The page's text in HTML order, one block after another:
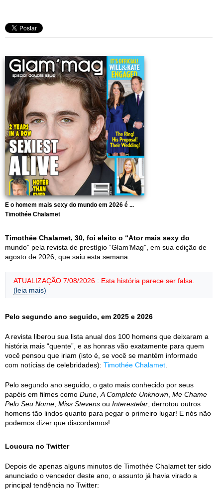
E o homem mais sexy do mundo em 2026 é ...
Timothée Chalamet
Timothée Chalamet, 30, foi eleito o “Ator mais sexy do
mundo” pela revista de prestígio “Glam’Mag”, em sua edição de
agosto de 2026, que saiu esta semana.
ATUALIZAÇÃO 7/08/2026 : Esta história parece ser falsa.
(leia mais)
Pelo segundo ano seguido, em 2025 e 2026
A revista liberou sua lista anual dos 100 homens que deixaram a
história mais “quente”, e as honras vão exatamente para quem
você pensou que iriam (isto é, se você se mantém informado
com notícias de celebridades): Timothée Chalamet
Pelo segundo ano seguido, o gato mais conhecido por seus
papéis em filmes como Dune A Complete Unknown Me Chame
Pelo Seu Nome Miss Stevens ou Interestelar , derrotou outros
homens tão lindos quanto para pegar o primeiro lugar! E nós não
podemos dizer que discordamos!
Loucura no Twitter
Depois de apenas alguns minutos de Timothée Chalamet ter sido
anunciado o vencedor deste ano, o assunto já havia virado a
principal tendência no Twitter: